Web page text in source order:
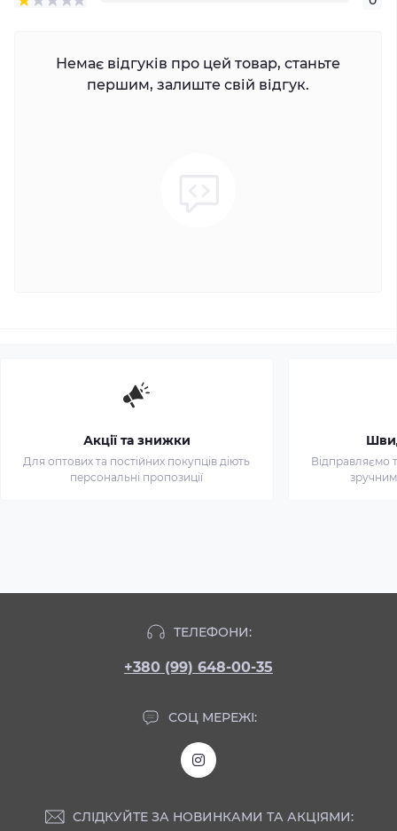
Немає відгуків про цей товар, станьте
першим, залиште свій відгук.
Акції та знижки
Для оптових та постійних покупців діють
персональні пропозиції
Відправляємо
ТЕЛЕФОНИ:
+380 (99) 648-00-35
СОЦ МЕРЕЖІ:
СЛІДКУЙТЕ ЗА НОВИНКАМИ ТА АКЦІЯМИ: